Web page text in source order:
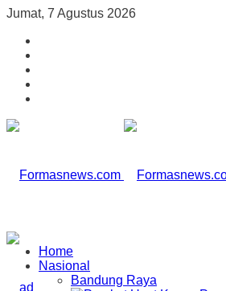
Jumat, 7 Agustus 2026
Home
Nasional
Bandung Raya